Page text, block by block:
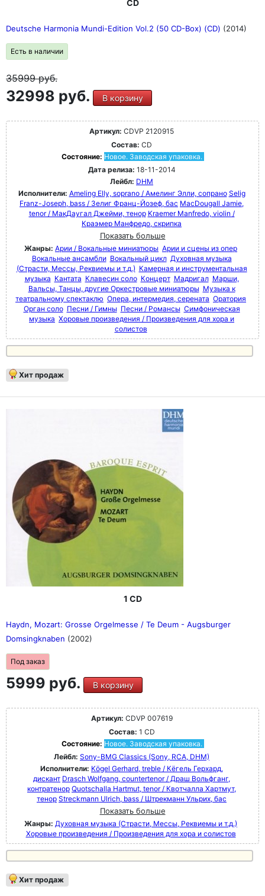
CD
Deutsche Harmonia Mundi-Edition Vol.2 (50 CD-Box) (CD) (2014)
Есть в наличии
35999руб.
32998 руб. В корзину
Артикул: CDVP 2120915
Состав: CD
Состояние: Новое. Заводская упаковка.
Дата релиза: 18-11-2014
Лейбл: DHM
Исполнители: Ameling Elly, soprano / Амелинг Элли, сопрано Selig
Franz-Joseph, bass / Зелиг Франц-Йозеф, бас MacDougall Jamie,
tenor / МакДаугал Джейми, тенор Kraemer Manfredo, violin /
Краэмер Манфредо, скрипка
Показать больше
Жанры: Арии / Вокальные миниатюры Арии и сцены из опер
Вокальные ансамбли Вокальный цикл Духовная музыка
(Страсти, Мессы, Реквиемы и т.д.) Камерная и инструментальная
музыка Кантата Клавесин соло Концерт Мадригал Марши,
Вальсы, Танцы, другие Оркестровые миниатюры Музыка к
театральному спектаклю Опера, интермедия, серената Оратория
Орган соло Песни / Гимны Песни / Романсы Симфоническая
музыка Хоровые произведения / Произведения для хора и
солистов
Хит продаж
1 CD
Haydn, Mozart: Grosse Orgelmesse / Te Deum - Augsburger
Domsingknaben (2002)
Под заказ
5999 руб. В корзину
Артикул: CDVP 007619
Состав: 1 CD
Состояние: Новое. Заводская упаковка.
Лейбл: Sony-BMG Classics (Sony, RCA, DHM)
Исполнители: Kögel Gerhard, treble / Кёгель Герхард,
дискант Drasch Wolfgang, countertenor / Драш Вольфганг,
контратенор Quotschalla Hartmut, tenor / Квотчалла Хартмут,
тенор Streckmann Ulrich, bass / Штрекманн Ульрих, бас
Показать больше
Жанры: Духовная музыка (Страсти, Мессы, Реквиемы и т.д.)
Хоровые произведения / Произведения для хора и солистов
Хит продаж